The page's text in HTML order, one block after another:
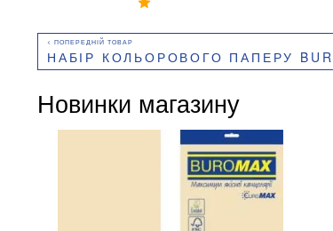
НАБІР КОЛЬОРОВОГО ПАПЕРУ BUROMAX А4, 80Г/М2, 20
Новинки магазину